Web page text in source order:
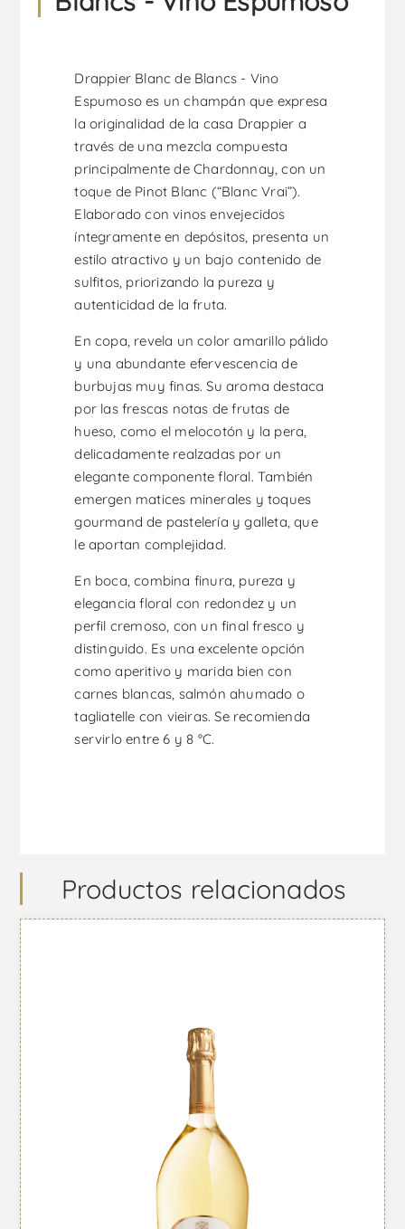
Drappier Blanc de Blancs - Vino
Espumoso es un champán que expresa
la originalidad de la casa Drappier a
través de una mezcla compuesta
principalmente de Chardonnay, con un
toque de Pinot Blanc (“Blanc Vrai”).
Elaborado con vinos envejecidos
íntegramente en depósitos, presenta un
estilo atractivo y un bajo contenido de
sulfitos, priorizando la pureza y
autenticidad de la fruta.
En copa, revela un color amarillo pálido
y una abundante efervescencia de
burbujas muy finas. Su aroma destaca
por las frescas notas de frutas de
hueso, como el melocotón y la pera,
delicadamente realzadas por un
elegante componente floral. También
emergen matices minerales y toques
gourmand de pastelería y galleta, que
le aportan complejidad.
En boca, combina finura, pureza y
elegancia floral con redondez y un
perfil cremoso, con un final fresco y
distinguido. Es una excelente opción
como aperitivo y marida bien con
carnes blancas, salmón ahumado o
tagliatelle con vieiras. Se recomienda
servirlo entre 6 y 8 °C.
Productos relacionados